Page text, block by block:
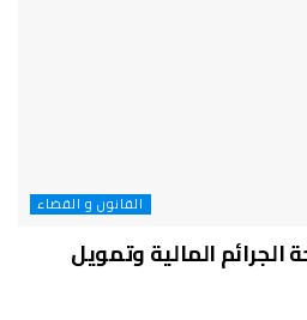
القانون و القضاء
المالية وتمويل